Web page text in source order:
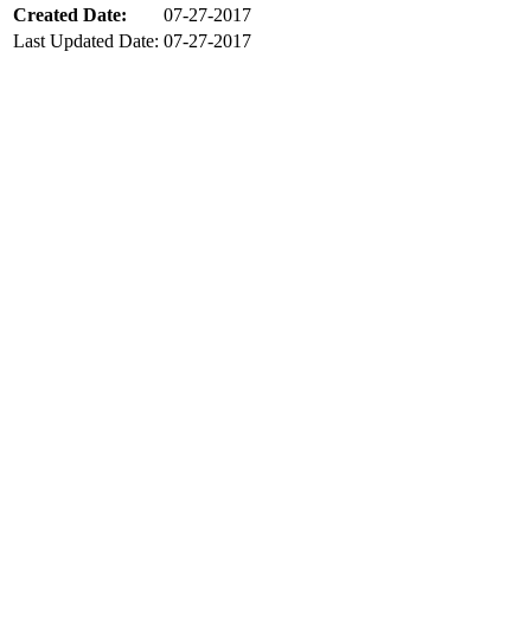
Created Date:
07-27-2017
Last Updated Date: 07-27-2017